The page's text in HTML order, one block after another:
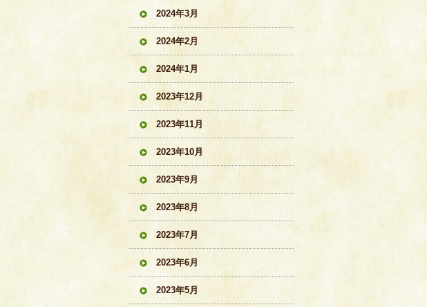
2024年3月
2024年2月
2024年1月
2023年12月
2023年11月
2023年10月
2023年9月
2023年8月
2023年7月
2023年6月
2023年5月